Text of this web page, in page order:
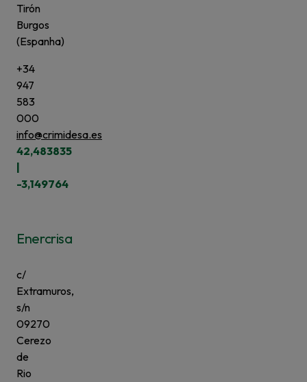
Tirón
Burgos
(Espanha)
+34
947
583
000
info@crimidesa.es
42,483835
-3,149764
Enercrisa
c/
Extramuros,
s/n
09270
Cerezo
de
Rio